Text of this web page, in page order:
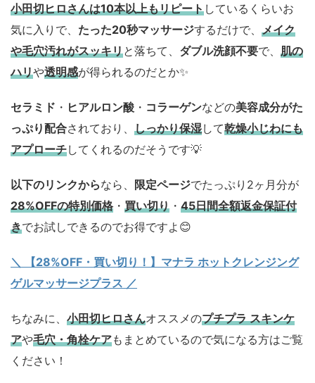
小田切ヒロさんは10本以上もリピートしているくらいお
気に入りで、 たった20秒マッサージするだけで、 メイク
や毛穴汚れがスッキリと落ちて、 ダブル洗顔不要で、 肌の
ハリや透明感が得られるのだとか✨
セラミド ・ ヒアルロン酸 ・ コラーゲンなどの美容成分がた
っぷり配合されており、 しっかり保湿して乾燥小じわにも
アプローチしてくれるのだそうです💡
以下のリンクからなら、 限定ページでたっぷり2ヶ月分が
28%OFFの特別価格 ・ 買い切り ・ 45日間全額返金保証付
きでお試しできるのでお得ですよ😊
＼ 【28%OFF・買い切り！】マナラ ホットクレンジング
ゲルマッサージプラス ／
ちなみに、 小田切ヒロさんオススメのプチプラ スキンケ
アや毛穴・角栓ケアもまとめているので気になる方はご覧
ください！